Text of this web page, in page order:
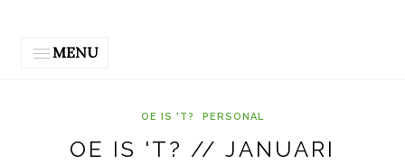
MENU
OE IS 'T? PERSONAL
OE IS 'T? // JANUARI